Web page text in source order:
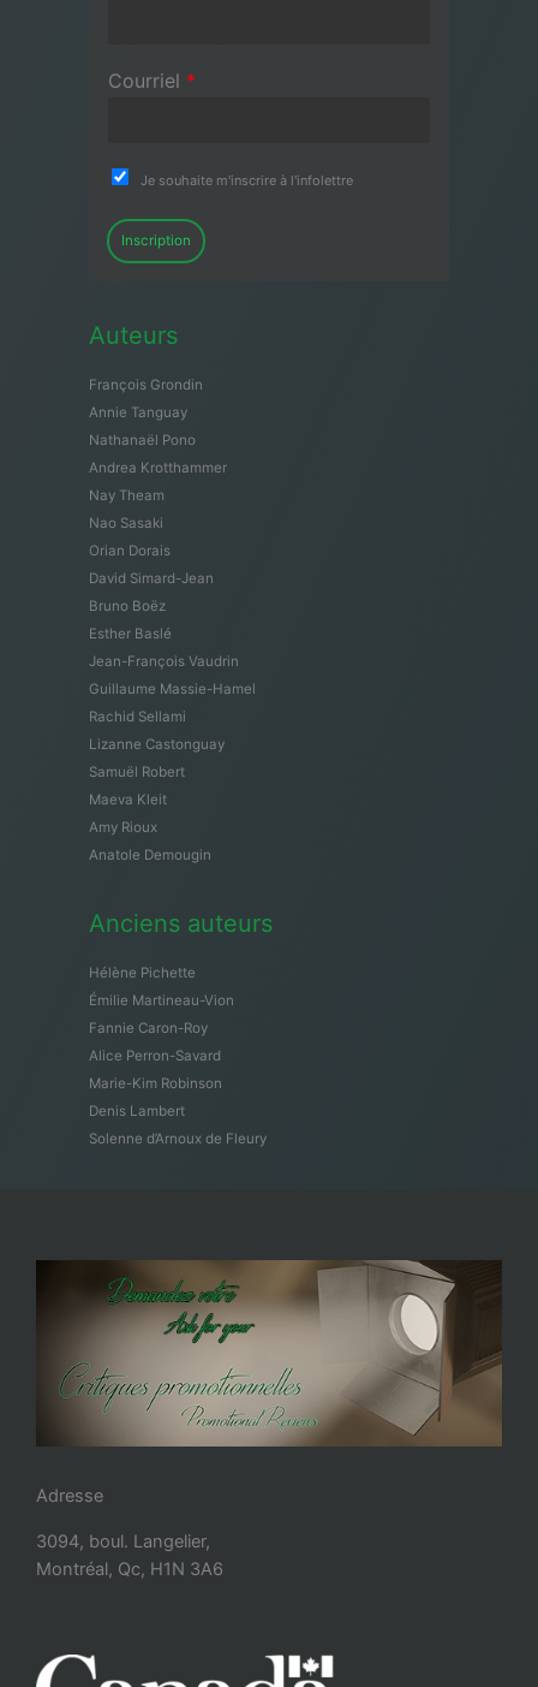
Courriel *
Je souhaite m'inscrire à l'infolettre
Inscription
Auteurs
François Grondin
Annie Tanguay
Nathanaël Pono
Andrea Krotthammer
Nay Theam
Nao Sasaki
Orian Dorais
David Simard-Jean
Bruno Boëz
Esther Baslé
Jean-François Vaudrin
Guillaume Massie-Hamel
Rachid Sellami
Lizanne Castonguay
Samuël Robert
Maeva Kleit
Amy Rioux
Anatole Demougin
Anciens auteurs
Hélène Pichette
Émilie Martineau-Vion
Fannie Caron-Roy
Alice Perron-Savard
Marie-Kim Robinson
Denis Lambert
Solenne d’Arnoux de Fleury
Adresse
3094, boul. Langelier,
Montréal, Qc, H1N 3A6